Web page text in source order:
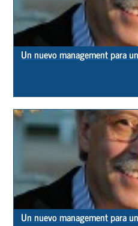
Un nuevo management para
Un nuevo management para